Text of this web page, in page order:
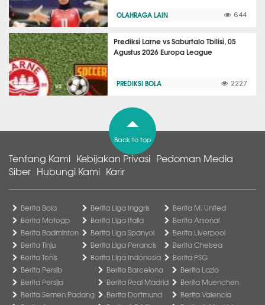
OLAHRAGA LAIN 644
Prediksi Larne vs Saburtalo Tbilisi, 05
Agustus 2026 Europa League
PREDIKSI BOLA 2227
Back to top
Tentang Kami Kebijakan Privasi Pedoman Media
Siber Hubungi Kami Karir
Berita Bola
Berita Motogp
Berita Badminton
Berita Tinju
Berita Tenis
Berita Liga Inggris
Berita Liga Italia
Berita Liga Spanyol
Berita Liga Perancis
Berita Liga Indonesia
Berita M. United
Berita Arsenal
Berita Liverpool
Berita Chelsea
Berita PSG
Berita Persib
Berita Persija
Berita Semen Padang
Berita Barcelona
Berita Real Madrid
Berita Dortmund
Berita Lazio
Berita Muenchen
Berita Valencia